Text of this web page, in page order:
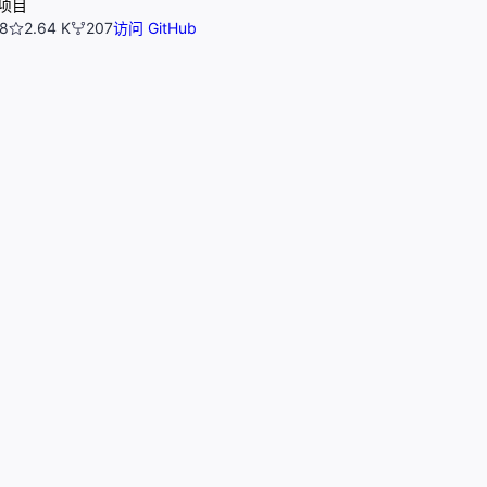
目
8
2.64 K 207访问 GitHub